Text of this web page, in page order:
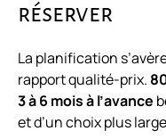
réserver
La planification
rapport qualité-prix.
3 à 6 mois à l’avance
et d’un choix plus